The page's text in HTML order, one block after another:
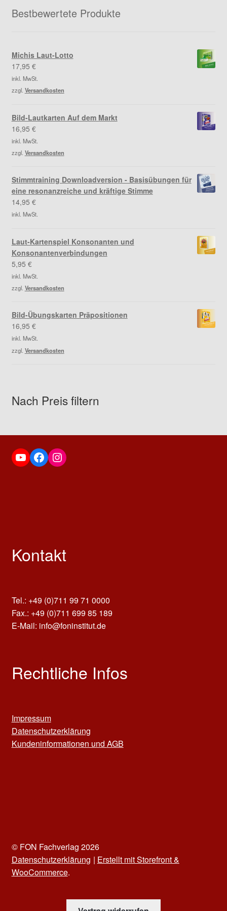
Kontakt
Bestbewertete Produkte
Michis Laut-Lotto
17,95 €
inkl. MwSt.
zzgl. Versandkosten
Bild-Lautkarten Auf dem Markt
16,95 €
inkl. MwSt.
zzgl. Versandkosten
Stimmtraining Downloadversion - Basisübungen für
eine resonanzreiche und kräftige Stimme
14,95 €
inkl. MwSt.
Laut-Kartenspiel Konsonanten und
Konsonantenverbindungen
5,95 €
inkl. MwSt.
zzgl. Versandkosten
Bild-Übungskarten Präpositionen
16,95 €
inkl. MwSt.
zzgl. Versandkosten
Nach Preis filtern
YouTube Facebook Instagram
Kontakt
Tel.: +49 (0)711 99 71 0000
Fax.: +49 (0)711 699 85 189
E-Mail: info@foninstitut.de
Rechtliche Infos
Impressum
Datenschutzerklärung
Kundeninformationen und AGB
© FON Fachverlag 2026
Datenschutzerklärung
Erstellt mit Storefront &
WooCommerce.